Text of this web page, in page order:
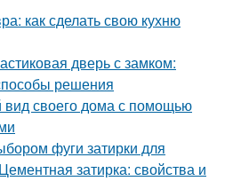
как сделать свою кухню
дверь с замком:
решения
своего дома с помощью
фуги затирки для
затирка: свойства и